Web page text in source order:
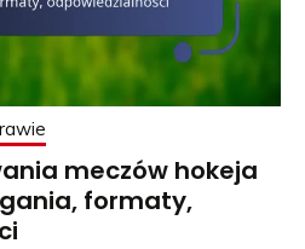
meczów hokeja
formaty,